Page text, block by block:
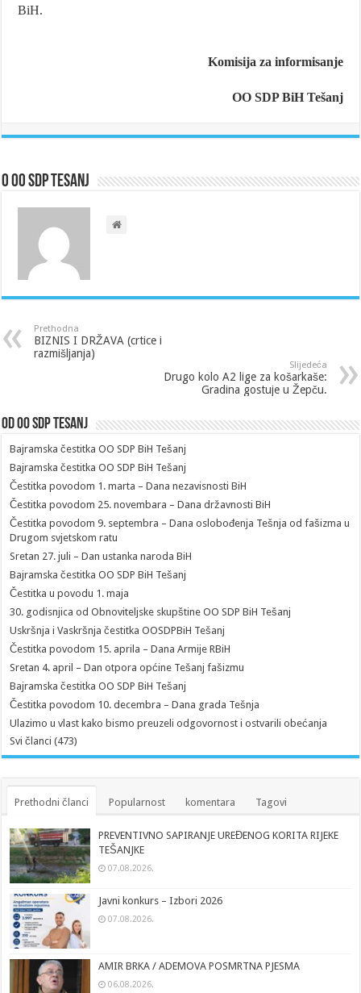
BiH.
Komisija za informisanje
OO SDP BiH Tešanj
O OO SDP Tesanj
Prethodna
BIZNIS I DRŽAVA (crtice i
razmišljanja)
Slijedeća
Drugo kolo A2 lige za košarkaše:
Gradina gostuje u Žepču.
Od OO SDP Tesanj
Bajramska čestitka OO SDP BiH Tešanj
Bajramska čestitka OO SDP BiH Tešanj
Čestitka povodom 1. marta – Dana nezavisnosti BiH
Čestitka povodom 25. novembara – Dana državnosti BiH
Čestitka povodom 9. septembra – Dana oslobođenja Tešnja od fašizma u
Drugom svjetskom ratu
Sretan 27. juli – Dan ustanka naroda BiH
Bajramska čestitka OO SDP BiH Tešanj
Čestitka u povodu 1. maja
30. godisnjica od Obnoviteljske skupštine OO SDP BiH Tešanj
Uskršnja i Vaskršnja čestitka OOSDPBiH Tešanj
Čestitka povodom 15. aprila – Dana Armije RBiH
Sretan 4. april – Dan otpora općine Tešanj fašizmu
Bajramska čestitka OO SDP BiH Tešanj
Čestitka povodom 10. decembra – Dana grada Tešnja
Ulazimo u vlast kako bismo preuzeli odgovornost i ostvarili obećanja
Svi članci (473)
Prethodni članci Popularnost komentara Tagovi
PREVENTIVNO SAPIRANJE UREĐENOG KORITA RIJEKE
TEŠANJKE
07.08.2026.
Javni konkurs – Izbori 2026
07.08.2026.
AMIR BRKA / ADEMOVA POSMRTNA PJESMA
06.08.2026.